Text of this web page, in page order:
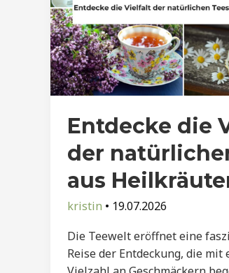
Entdecke die
der
aus
kristin • 19.07.2026
Die Teewelt eröffnet eine
Reise der Entdeckung, die mit